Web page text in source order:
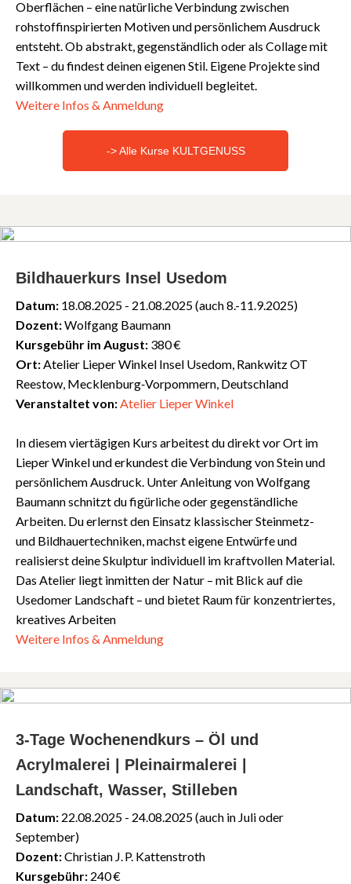
Oberflächen – eine natürliche Verbindung zwischen
rohstoffinspirierten Motiven und persönlichem Ausdruck
entsteht. Ob abstrakt, gegenständlich oder als Collage mit
Text – du findest deinen eigenen Stil. Eigene Projekte sind
willkommen und werden individuell begleitet.
Weitere Infos & Anmeldung
-> Alle Kurse KULTGENUSS
Bildhauerkurs Insel Usedom
Datum: 18.08.2025 - 21.08.2025 (auch 8.-11.9.2025)
Dozent:Wolfgang Baumann
Kursgebühr im August: 380 €
Ort:Atelier Lieper Winkel Insel Usedom, Rankwitz OT
Reestow, Mecklenburg‑Vorpommern, Deutschland
Veranstaltet von:Atelier Lieper Winkel
In diesem viertägigen Kurs arbeitest du direkt vor Ort im
Lieper Winkel und erkundest die Verbindung von Stein und
persönlichem Ausdruck. Unter Anleitung von Wolfgang
Baumann schnitzt du figürliche oder gegenständliche
Arbeiten. Du erlernst den Einsatz klassischer Steinmetz-
und Bildhauertechniken, machst eigene Entwürfe und
realisierst deine Skulptur individuell im kraftvollen Material.
Das Atelier liegt inmitten der Natur – mit Blick auf die
Usedomer Landschaft – und bietet Raum für konzentriertes,
kreatives Arbeiten
Weitere Infos & Anmeldung
3‑Tage Wochenendkurs – Öl und
Acrylmalerei | Pleinairmalerei |
Landschaft, Wasser, Stilleben
Datum: 22.08.2025 - 24.08.2025 (auch in Juli oder
September)
Dozent:Christian J. P. Kattenstroth
Kursgebühr: 240 €